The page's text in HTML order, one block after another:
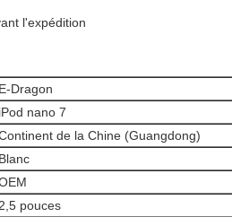
l'expédition
E-Dragon
iPod nano 7
de la Chine (Guangdong)
Blanc
2,5 pouces